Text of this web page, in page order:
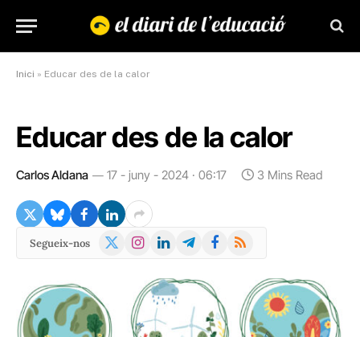
Inici » Educar des de la calor
Educar des de la calor
Carlos Aldana 17 - juny - 2024 · 06:17 3 Mins Read
Segueix-nos
X
Instagram
LinkedInTelegramFacebook
RSS